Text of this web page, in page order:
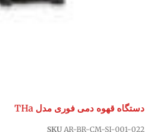
دستگاه قهوه دمی فوری مدل THa
SKU AR-BR-CM-SI-001-022